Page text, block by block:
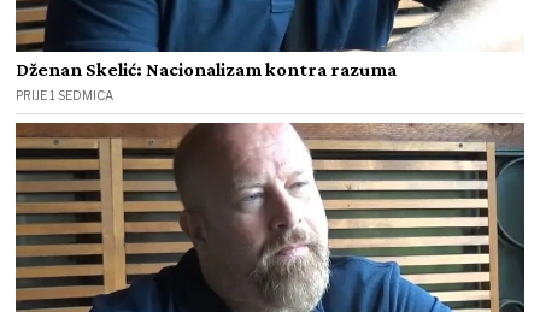
Dženan Skelić: Nacionalizam kontra razuma
PRIJE 1 SEDMICA